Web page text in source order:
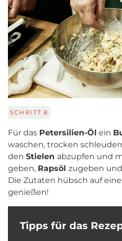
SCHRITT 8
Für das Petersilien-Öl ein
waschen, trocken
den Stielen abzupfen und
geben, Rapsöl zugeben
Die Zutaten hübsch auf
genießen!
Tipps für das